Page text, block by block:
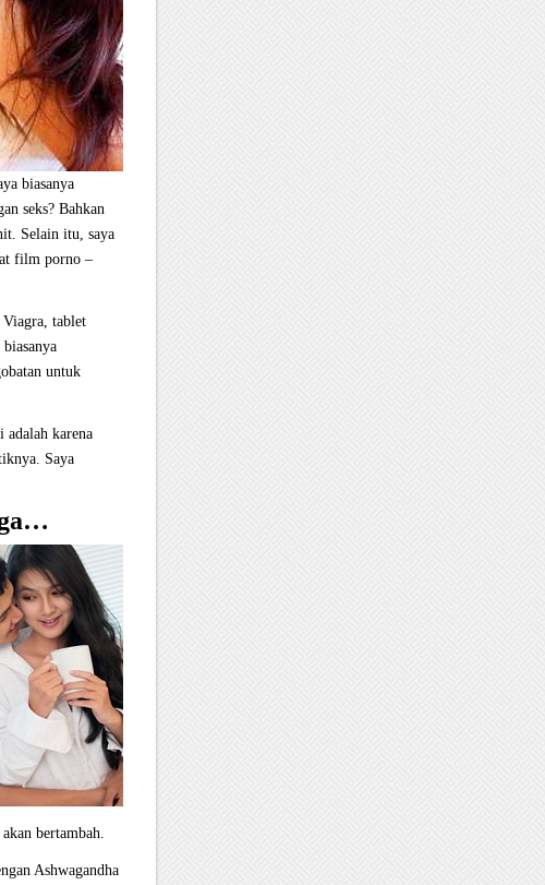
biasanya
seks? Bahkan
Selain itu, saya
film porno –
Viagra, tablet
untuk
adalah karena
Saya
bertambah.
Ashwagandha